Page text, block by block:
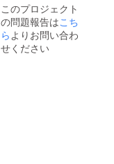
は店頭
にて受
け渡し
となり
ます。
ング終
了後、
お電
話・ご
訪問で
業・団
体様の
社員
様・ご
家族の
このプロジェクト
の問題報告はこち
ら よりお問い合わ
せください